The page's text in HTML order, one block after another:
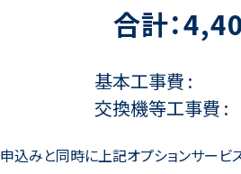
合計：
基本工事費
交換機等工事費
込みと同時に上記オプションサービ